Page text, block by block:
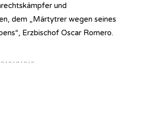
und
dem „Märtytrer wegen seines
Erzbischof Oscar Romero.